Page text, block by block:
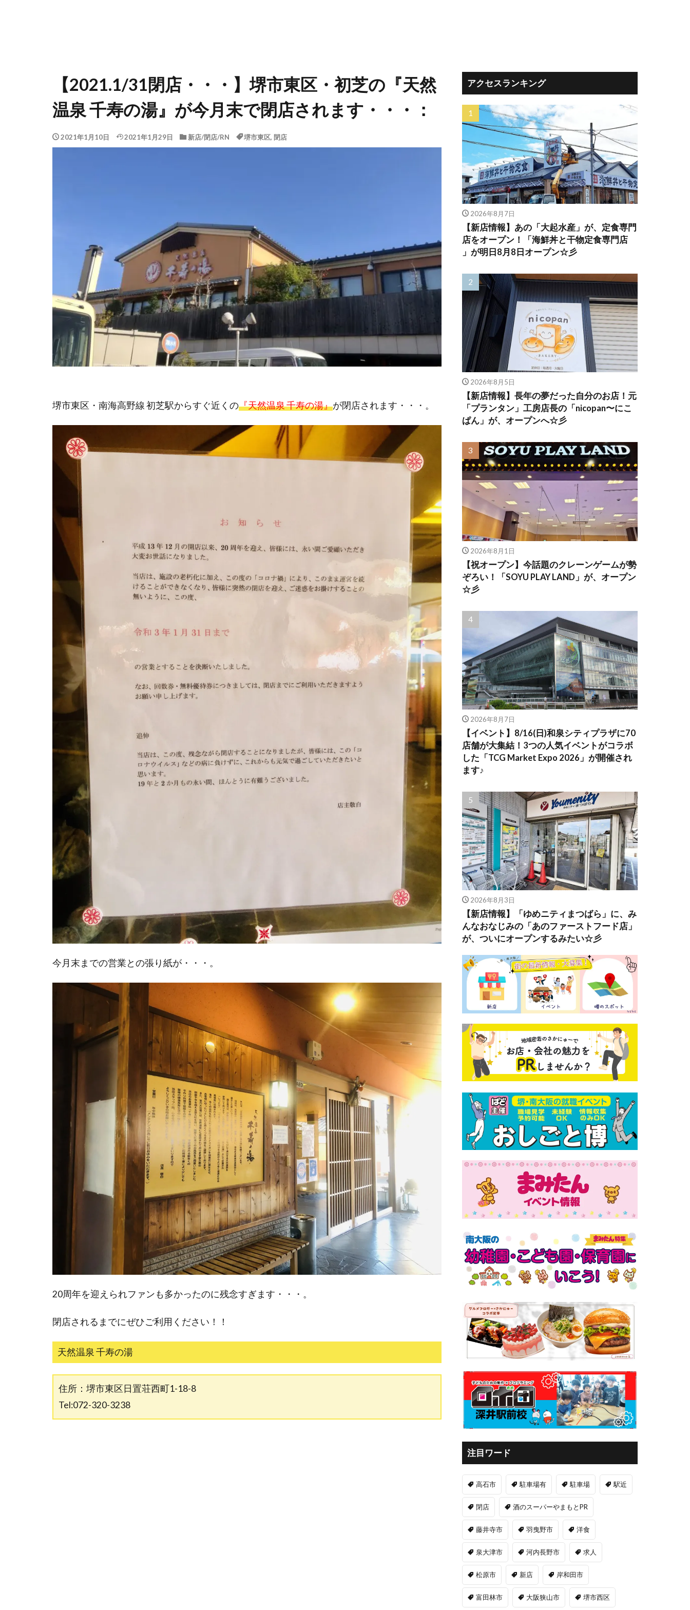
【2021.1/31閉店・・・】堺市東区・初芝の『天然
温泉 千寿の湯』が今月末で閉店されます・・・：
2021年1月10日 2021年1月29日 新店/閉店/RN 堺市東区, 閉店
堺市東区・南海高野線 初芝駅からすぐ近くの『天然温泉 千寿の湯』が閉店されます・・・。
今月末までの営業との張り紙が・・・。
20周年を迎えられファンも多かったのに残念すぎます・・・。
閉店されるまでにぜひご利用ください！！
天然温泉 千寿の湯
住所：堺市東区日置荘西町1-18-8
Tel:072-320-3238
アクセスランキング
2026年8月7日
【新店情報】あの「大起水産」が、定食専門
店をオープン！「海鮮丼と干物定食専門店
」が明日8月8日オープン☆彡
2026年8月5日
【新店情報】長年の夢だった自分のお店！元
「プランタン」工房店長の「nicopan〜にこ
ぱん」が、オープンへ☆彡
2026年8月1日
【祝オープン】今話題のクレーンゲームが勢
ぞろい！「SOYU PLAY LAND」が、オープン
☆彡
2026年8月7日
【イベント】8/16(日)和泉シティプラザに70
店舗が大集結！3つの人気イベントがコラボ
した「TCG Market Expo 2026」が開催され
ます♪
2026年8月3日
【新店情報】「ゆめニティまつばら」に、み
んなおなじみの「あのファーストフード店」
が、ついにオープンするみたい☆彡
注目ワード
高石市 駐車場有 駐車場 駅近
閉店 酒のスーパーやまもとPR
藤井寺市 羽曳野市 洋食
泉大津市 河内長野市 求人
松原市 新店 岸和田市
富田林市 大阪狭山市 堺市西区